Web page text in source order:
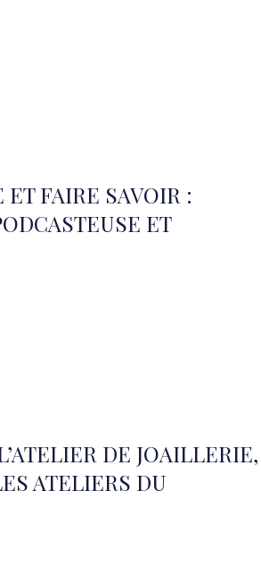
FAIRE SAVOIR :
ET
DE JOAILLERIE,
ATELIERS DU